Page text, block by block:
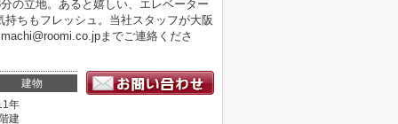
の立地。あると嬉しい、エレベーター
ちもフレッシュ。当社スタッフが大阪
までご連絡くださ
建物
年
建